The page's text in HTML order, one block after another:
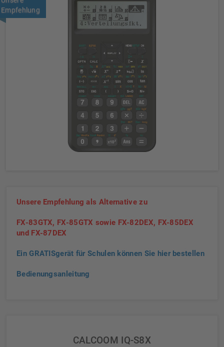
Empfehlung
Unsere Empfehlung als Alternative zu
FX-83GTX, FX-85GTX sowie FX-82DEX, FX-85DEX
und FX-87DEX
Ein GRATISgerät für Schulen können Sie hier bestellen
Bedienungsanleitung
CALCOOM IQ-S8X